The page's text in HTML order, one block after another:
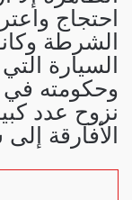
احتجاج
الشرطة
السيارة
وحكومته في
نزوح عدد
الأفارقة